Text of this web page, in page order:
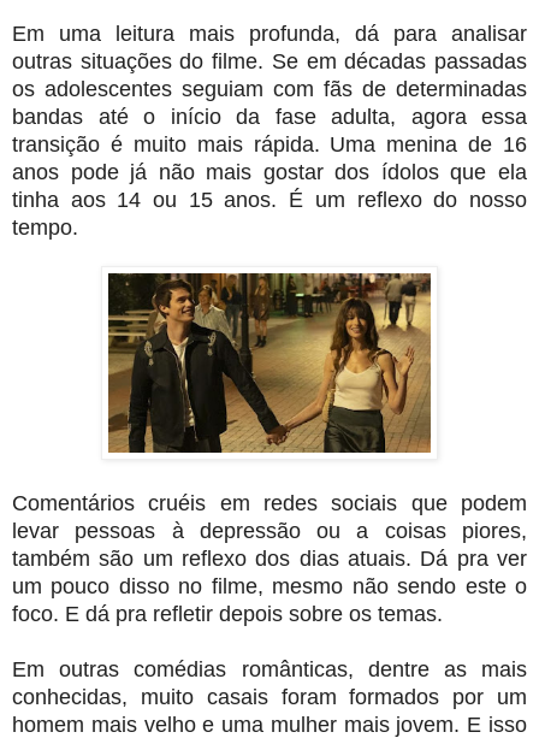
Em uma leitura mais profunda, dá para analisar
outras situações do filme. Se em décadas passadas
os adolescentes seguiam com fãs de determinadas
bandas até o início da fase adulta, agora essa
transição é muito mais rápida. Uma menina de 16
anos pode já não mais gostar dos ídolos que ela
tinha aos 14 ou 15 anos. É um reflexo do nosso
tempo.
Comentários cruéis em redes sociais que podem
levar pessoas à depressão ou a coisas piores,
também são um reflexo dos dias atuais. Dá pra ver
um pouco disso no filme, mesmo não sendo este o
foco. E dá pra refletir depois sobre os temas.
Em outras comédias românticas, dentre as mais
conhecidas, muito casais foram formados por um
homem mais velho e uma mulher mais jovem. E isso